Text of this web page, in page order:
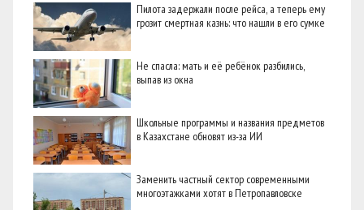
Пилота задержали после рейса, а теперь ему
грозит смертная казнь: что нашли в его сумке
Не спасла: мать и её ребёнок разбились,
выпав из окна
Школьные программы и названия предметов
в Казахстане обновят из-за ИИ
Заменить частный сектор современными
многоэтажками хотят в Петропавловске